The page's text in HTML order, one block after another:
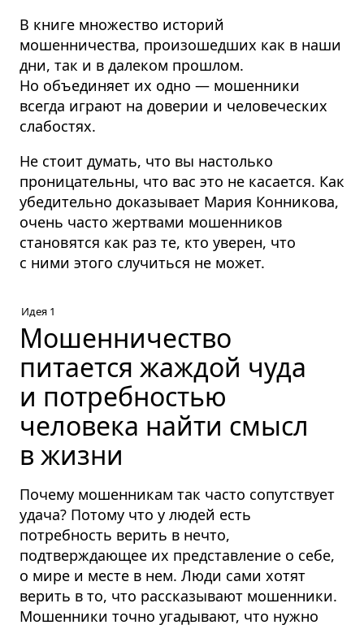
В книге множество историй
мошенничества, произошедших как в наши
дни, так и в далеком прошлом.
Но объединяет их одно — мошенники
всегда играют на доверии и человеческих
слабостях.
Не стоит думать, что вы настолько
проницательны, что вас это не касается. Как
убедительно доказывает Мария Конникова,
очень часто жертвами мошенников
становятся как раз те, кто уверен, что
с ними этого случиться не может.
Идея 1
Мошенничество
питается жаждой чуда
и потребностью
человека найти смысл
в жизни
Почему мошенникам так часто сопутствует
удача? Потому что у людей есть
потребность верить в нечто,
подтверждающее их представление о себе,
о мире и месте в нем. Люди сами хотят
верить в то, что рассказывают мошенники.
Мошенники точно угадывают, что нужно